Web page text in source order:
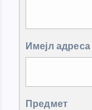
Имејл адреса
Предмет